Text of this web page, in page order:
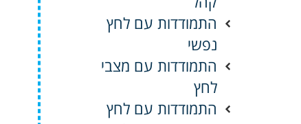
התמודדות עם לחץ
נפשי
התמודדות עם מצבי
לחץ
התמודדות עם לחץ